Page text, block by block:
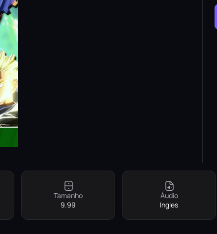
Tamanho
9.99
Áudio
Ingles